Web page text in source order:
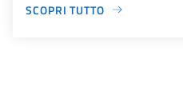
SCOPRI TUTTO